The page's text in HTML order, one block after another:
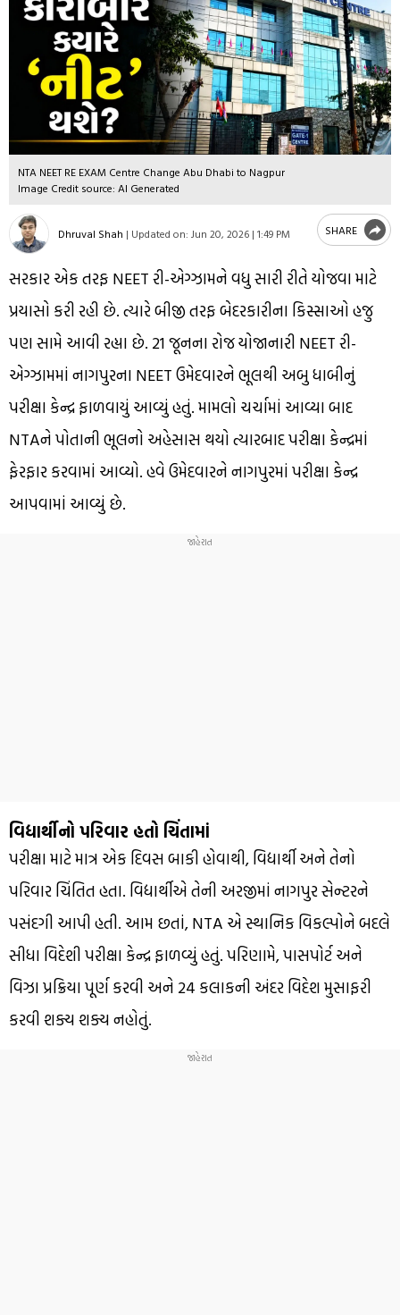
NTA NEET RE EXAM Centre Change Abu Dhabi to Nagpur
Image Credit source: AI Generated
Dhruval Shah | Updated on: Jun 20, 2026 | 1:49 PM SHARE
સરકાર એક તરફ NEET રી-એગ્ઝામને વધુ સારી રીતે યોજવા માટે
પ્રયાસો કરી રહી છે. ત્યારે બીજી તરફ બેદરકારીના કિસ્સાઓ હજુ
પણ સામે આવી રહ્યા છે. 21 જૂનના રોજ યોજાનારી NEET રી-
એગ્ઝામમાં નાગપુરના NEET ઉમેદવારને ભૂલથી અબુ ધાબીનું
પરીક્ષા કેન્દ્ર ફાળવાયું આવ્યું હતું. મામલો ચર્ચામાં આવ્યા બાદ
NTAને પોતાની ભૂલનો અહેસાસ થયો ત્યારબાદ પરીક્ષા કેન્દ્રમાં
ફેરફાર કરવામાં આવ્યો. હવે ઉમેદવારને નાગપુરમાં પરીક્ષા કેન્દ્ર
આપવામાં આવ્યું છે.
વિદ્યાર્થીનો પરિવાર હતો ચિંતામાં
પરીક્ષા માટે માત્ર એક દિવસ બાકી હોવાથી, વિદ્યાર્થી અને તેનો
પરિવાર ચિંતિત હતા. વિદ્યાર્થીએ તેની અરજીમાં નાગપુર સેન્ટરને
પસંદગી આપી હતી. આમ છતાં, NTA એ સ્થાનિક વિકલ્પોને બદલે
સીધા વિદેશી પરીક્ષા કેન્દ્ર ફાળવ્યું હતું. પરિણામે, પાસપોર્ટ અને
વિઝા પ્રક્રિયા પૂર્ણ કરવી અને 24 કલાકની અંદર વિદેશ મુસાફરી
કરવી શક્ય શક્ય નહોતું.